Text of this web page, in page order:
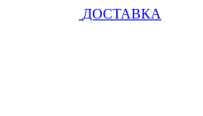
ДОСТАВКА